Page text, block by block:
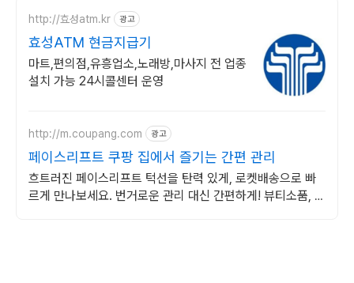
http://효성atm.kr 광고
효성ATM 현금지급기
마트,편의점,유흥업소,노래방,마사지 전 업종
설치 가능 24시콜센터 운영
http://m.coupang.com 광고
페이스리프트 쿠팡 집에서 즐기는 간편 관리
흐트러진 페이스리프트 턱선을 탄력 있게, 로켓배송으로 빠
르게 만나보세요. 번거로운 관리 대신 간편하게! 뷰티소품, 쿠